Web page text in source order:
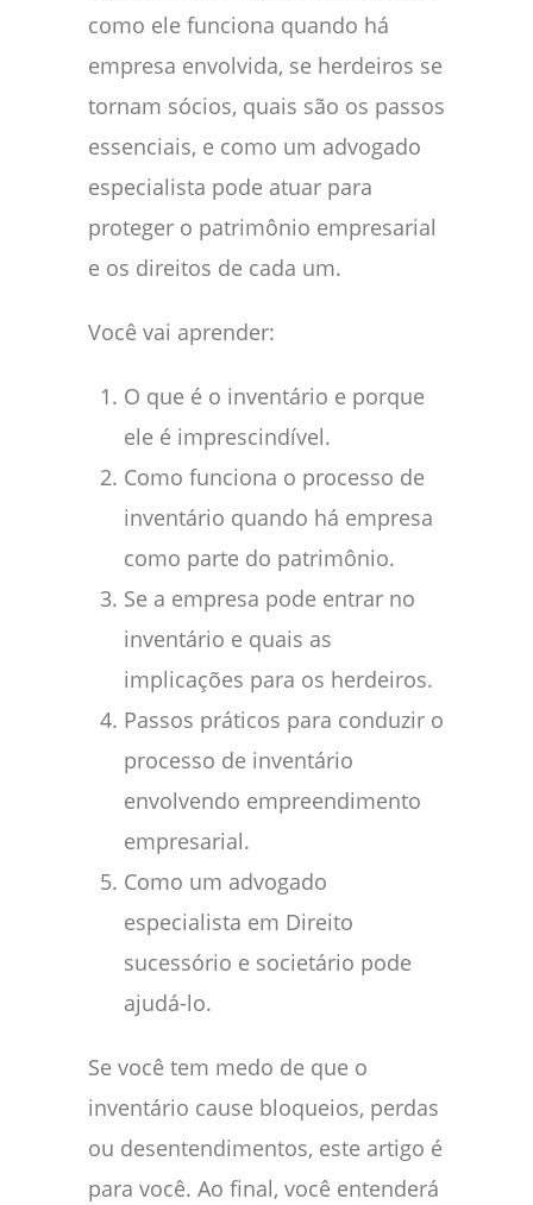
como ele funciona quando há
empresa envolvida, se herdeiros se
tornam sócios, quais são os passos
essenciais, e como um advogado
especialista pode atuar para
proteger o patrimônio empresarial
e os direitos de cada um.
Você vai aprender:
O que é o inventário e porque
ele é imprescindível.
Como funciona o processo de
inventário quando há empresa
como parte do patrimônio.
Se a empresa pode entrar no
inventário e quais as
implicações para os herdeiros.
Passos práticos para conduzir o
processo de inventário
envolvendo empreendimento
empresarial.
Como um advogado
especialista em Direito
sucessório e societário pode
ajudá-lo.
Se você tem medo de que o
inventário cause bloqueios, perdas
ou desentendimentos, este artigo é
para você. Ao final, você entenderá